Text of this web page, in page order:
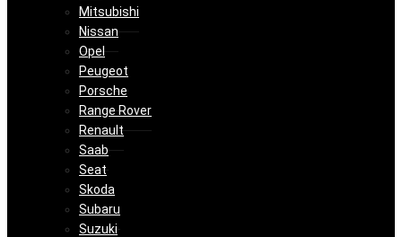
Mitsubishi
Nissan
Opel
Peugeot
Porsche
Range Rover
Renault
Saab
Seat
Skoda
Subaru
Suzuki